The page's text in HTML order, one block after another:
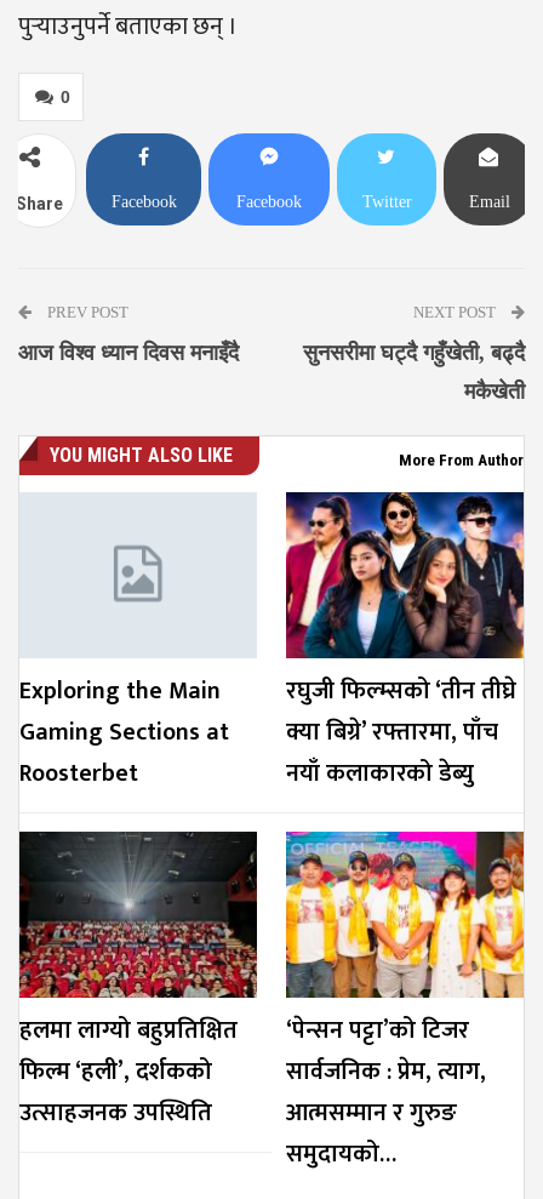
पुर्‍याउनुपर्ने बताएका छन् ।
0
Share Facebook Facebook Twitter Email
PREV POST
आज विश्व ध्यान दिवस मनाइँदै
NEXT POST
सुनसरीमा घट्दै गहुँखेती, बढ्दै
मकैखेती
YOU MIGHT ALSO LIKE More From Author
Exploring the Main
Gaming Sections at
Roosterbet
रघुजी फिल्म्सको ‘तीन तीघ्रे
क्या बिग्रे’ रफ्तारमा, पाँच
नयाँ कलाकारको डेब्यु
हलमा लाग्यो बहुप्रतिक्षित
फिल्म ‘हली’, दर्शकको
उत्साहजनक उपस्थिति
‘पेन्सन पट्टा’को टिजर
सार्वजनिक : प्रेम, त्याग,
आत्मसम्मान र गुरुङ
समुदायको…